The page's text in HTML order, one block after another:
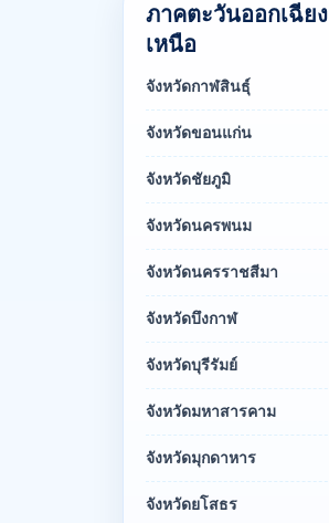
ภาคตะวันออกเฉียง
เหนือ
จังหวัดกาฬสินธุ์
จังหวัดขอนแก่น
จังหวัดชัยภูมิ
จังหวัดนครพนม
จังหวัดนครราชสีมา
จังหวัดบึงกาฬ
จังหวัดบุรีรัมย์
จังหวัดมหาสารคาม
จังหวัดมุกดาหาร
จังหวัดยโสธร